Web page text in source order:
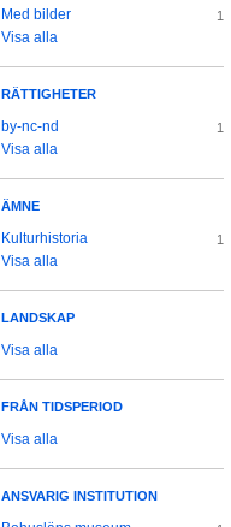
Med bilder 1
Visa alla
RÄTTIGHETER
by-nc-nd 1
Visa alla
ÄMNE
Kulturhistoria 1
Visa alla
LANDSKAP
Visa alla
FRÅN TIDSPERIOD
Visa alla
ANSVARIG INSTITUTION